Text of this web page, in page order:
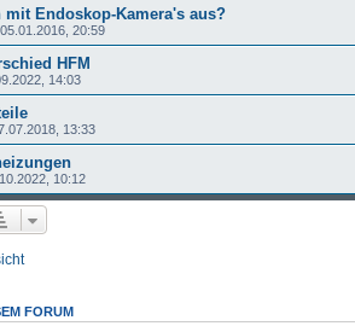
mit Endoskop-Kamera's aus?
05.01.2016, 20:59
HFM
14:03
13:33
10:12
FORUM